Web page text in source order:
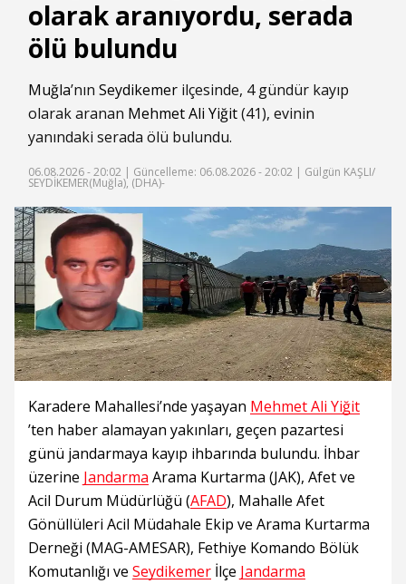
olarak aranıyordu, serada
ölü bulundu
Muğla’nın Seydikemer ilçesinde, 4 gündür kayıp
olarak aranan Mehmet Ali Yiğit(41), evinin
yanındaki serada ölü bulundu.
06.08.2026 - 20:02 | Güncelleme: 06.08.2026 - 20:02 | Gülgün KAŞLI/
SEYDİKEMER(Muğla), (DHA)-
Karadere Mahallesi’nde yaşayan Mehmet Ali Yiğit
’ten haber alamayan yakınları, geçen pazartesi
günü jandarmaya kayıp ihbarında bulundu. İhbar
üzerine Jandarma Arama Kurtarma (JAK), Afet ve
Acil Durum Müdürlüğü (AFAD), Mahalle Afet
Gönüllüleri Acil Müdahale Ekip ve Arama Kurtarma
Derneği (MAG-AMESAR), Fethiye Komando Bölük
Komutanlığı ve Seydikemer İlçe Jandarma